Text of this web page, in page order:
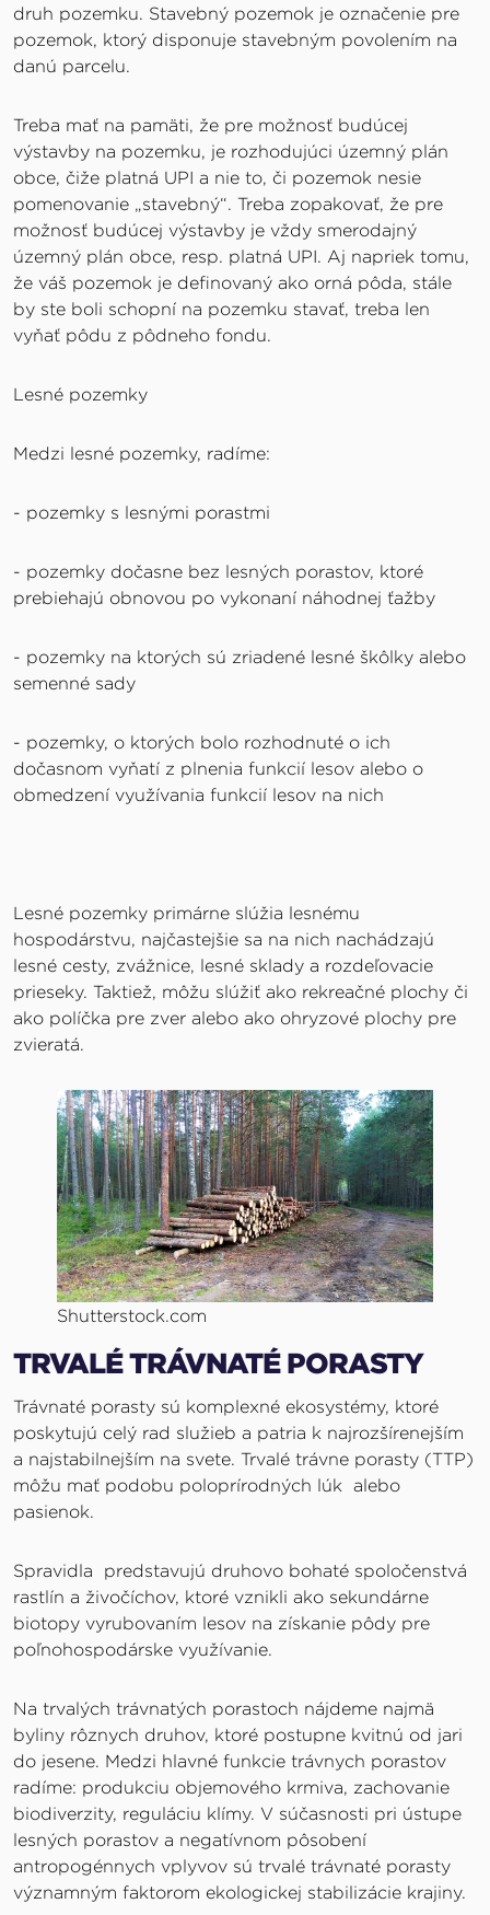
druh pozemku. Stavebný pozemok je označenie pre
pozemok, ktorý disponuje stavebným povolením na
danú parcelu.
Treba mať na pamäti, že pre možnosť budúcej
výstavby na pozemku, je rozhodujúci územný plán
obce, čiže platná UPI a nie to, či pozemok nesie
pomenovanie „stavebný“. Treba zopakovať, že pre
možnosť budúcej výstavby je vždy smerodajný
územný plán obce, resp. platná UPI. Aj napriek tomu,
že váš pozemok je definovaný ako orná pôda, stále
by ste boli schopní na pozemku stavať, treba len
vyňať pôdu z pôdneho fondu.
Lesné pozemky
Medzi lesné pozemky, radíme:
- pozemky s lesnými porastmi
- pozemky dočasne bez lesných porastov, ktoré
prebiehajú obnovou po vykonaní náhodnej ťažby
- pozemky na ktorých sú zriadené lesné škôlky alebo
semenné sady
- pozemky, o ktorých bolo rozhodnuté o ich
dočasnom vyňatí z plnenia funkcií lesov alebo o
obmedzení využívania funkcií lesov na nich
Lesné pozemky primárne slúžia lesnému
hospodárstvu, najčastejšie sa na nich nachádzajú
lesné cesty, zvážnice, lesné sklady a rozdeľovacie
prieseky. Taktiež, môžu slúžiť ako rekreačné plochy či
ako políčka pre zver alebo ako ohryzové plochy pre
zvieratá.
Shutterstock.com
TRVALÉ TRÁVNATÉ PORASTY
Trávnaté porasty sú komplexné ekosystémy, ktoré
poskytujú celý rad služieb a patria k najrozšírenejším
a najstabilnejším na svete. Trvalé trávne porasty (TTP)
môžu mať podobu poloprírodných lúk alebo
pasienok.
Spravidla predstavujú druhovo bohaté spoločenstvá
rastlín a živočíchov, ktoré vznikli ako sekundárne
biotopy vyrubovaním lesov na získanie pôdy pre
poľnohospodárske využívanie.
Na trvalých trávnatých porastoch nájdeme najmä
byliny rôznych druhov, ktoré postupne kvitnú od jari
do jesene. Medzi hlavné funkcie trávnych porastov
radíme: produkciu objemového krmiva, zachovanie
biodiverzity, reguláciu klímy. V súčasnosti pri ústupe
lesných porastov a negatívnom pôsobení
antropogénnych vplyvov sú trvalé trávnaté porasty
významným faktorom ekologickej stabilizácie krajiny.